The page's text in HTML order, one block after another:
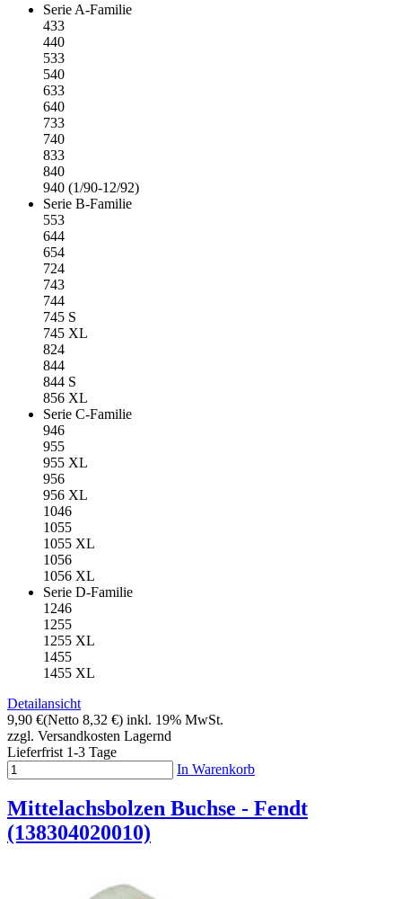
Serie A-Familie
433
440
533
540
633
640
733
740
833
840
940 (1/90-12/92)
Serie B-Familie
553
644
654
724
743
744
745 S
745 XL
824
844
844 S
856 XL
Serie C-Familie
946
955
955 XL
956
956 XL
1046
1055
1055 XL
1056
1056 XL
Serie D-Familie
1246
1255
1255 XL
1455
1455 XL
Detailansicht
9,90 €(Netto 8,32 €) inkl. 19% MwSt.
zzgl. Versandkosten Lagernd
Lieferfrist 1-3 Tage
In Warenkorb
Mittelachsbolzen Buchse - Fendt
(138304020010)